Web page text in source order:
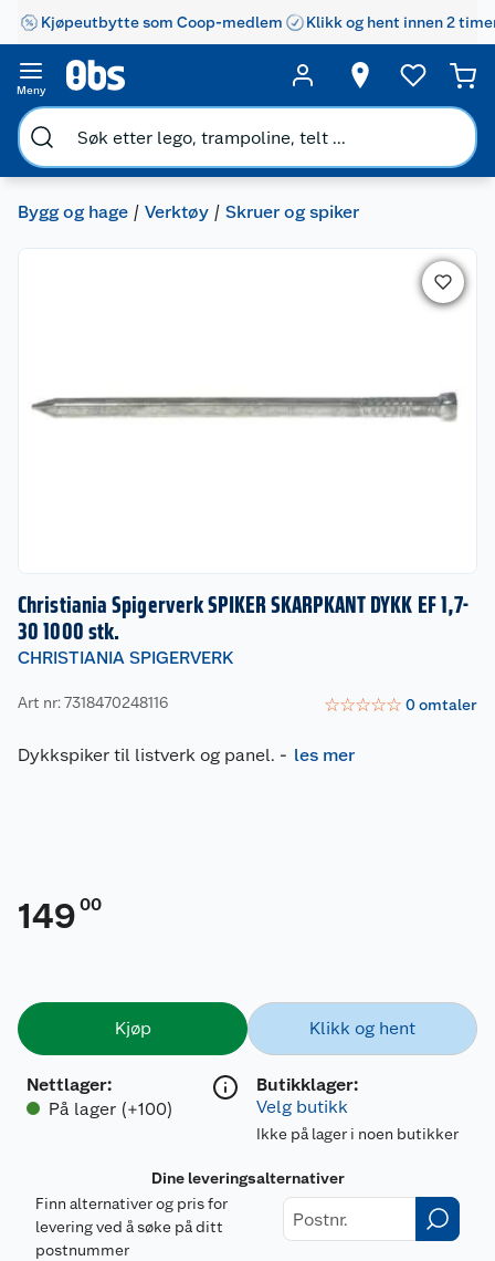
Kjøpeutbytte som Coop-medlem Klikk og hent innen 2
Meny
Bygg og hage Verktøy Skruer og spiker
Christiania Spigerverk SPIKER SKARPKANT DYKK EF 1,7-
30 1000 stk.
CHRISTIANIA SPIGERVERK
Art nr: 7318470248116 ☆☆☆☆☆ 0omtaler
Dykkspiker til listverk og panel. - les mer
149 00
Kjøp
Nettlager:
På lager (+100)
Klikk og hent
Butikklager:
Velg butikk
Ikke på lager i noen butikker
Dine leveringsalternativer
Finn alternativer og pris for
levering ved å søke på ditt
postnummer